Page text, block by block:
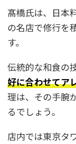
髙橋氏は、日本
の名店で修行を
す。
伝統的な和食の
好に合わせてア
理は、その手腕
るでしょう。
店内では東京タ